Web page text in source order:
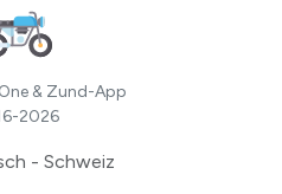
& Zund-App
2026
- Schweiz